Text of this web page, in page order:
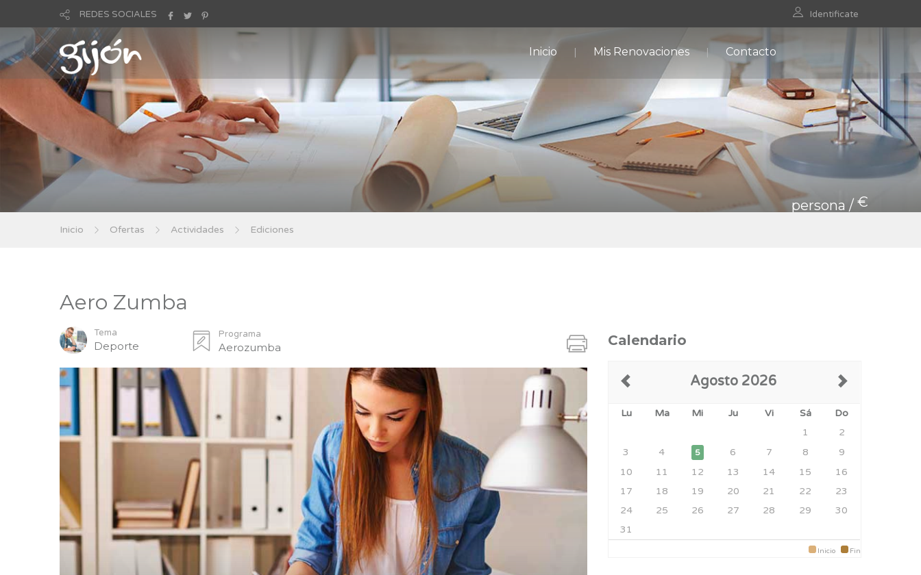
REDES SOCIALES Identificate
Inicio Mis Renovaciones Contacto
persona / €
Inicio Ofertas Actividades Ediciones
Aero Zumba
Tema
Deporte
Programa
Aerozumba Calendario
Agosto 2026
Lu Ma Mi Ju Vi Sá
Do
1
2
3
4 5 6 7 8
9
10
11 12 13 14 15
16
17
18 19 20 21 22
23
24
25 26 27 28 29
30
31
Inicio Fin